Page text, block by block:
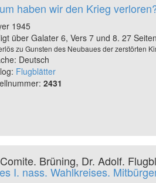
haben wir den Krieg
1945
über Galater 6, Vers 7 und 8. 27
zu Gunsten des Neubaues der zerstörten
Deutsch
Flugblätter
2431
Brüning, Dr. Adolf.
I. nass. Wahlkreises.